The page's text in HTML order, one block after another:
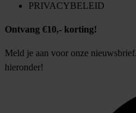
PRIVACYBELEID
Ontvang €10,- korting!
Meld je aan voor onze
hieronder!